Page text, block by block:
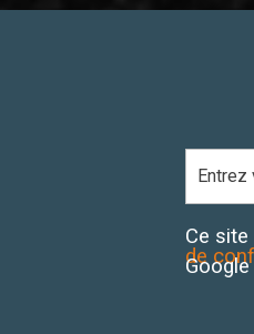
Ce site
de